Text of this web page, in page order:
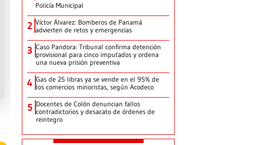
Policía Municipal
2 Víctor Álvarez: Bomberos de Panamá
advierten de retos y emergencias
3 Caso Pandora: Tribunal confirma detención
provisional para cinco imputados y ordena
una nueva prisión preventiva
4 Gas de 25 libras ya se vende en el 95% de
los comercios minoristas, según Acodeco
5 Docentes de Colón denuncian fallos
contradictorios y desacato de órdenes de
reintegro